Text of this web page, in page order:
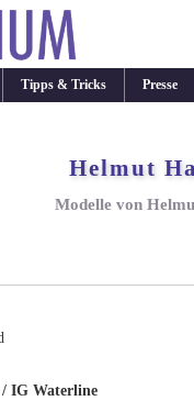
Tipps & Tricks Presse
Helmut
Modelle von
IG Waterline